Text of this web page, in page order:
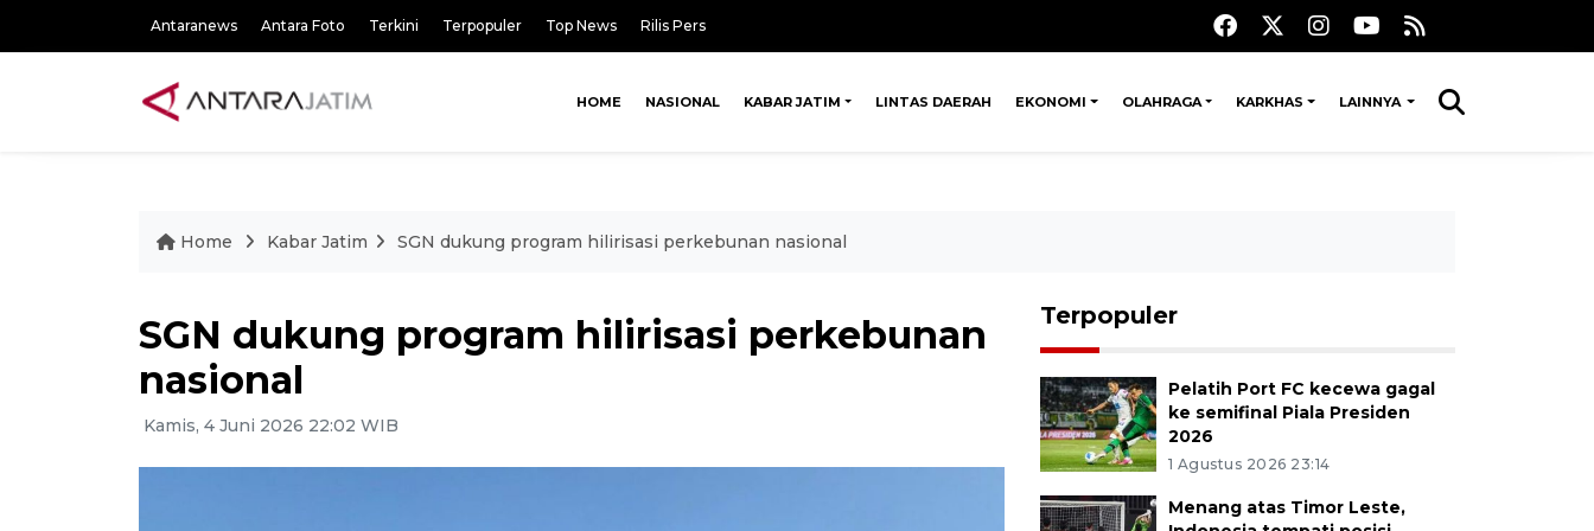
Antaranews Antara Foto Terkini Terpopuler Top News Rilis Pers
HOME NASIONAL KABAR JATIM LINTAS DAERAH EKONOMI OLAHRAGA KARKHAS LAINNYA
Home Kabar Jatim SGN dukung program hilirisasi perkebunan nasional
SGN dukung program hilirisasi perkebunan
nasional
Kamis, 4 Juni 2026 22:02 WIB
Terpopuler
Pelatih Port FC kecewa gagal
ke semifinal Piala Presiden
2026
1 Agustus 2026 23:14
Menang atas Timor Leste,